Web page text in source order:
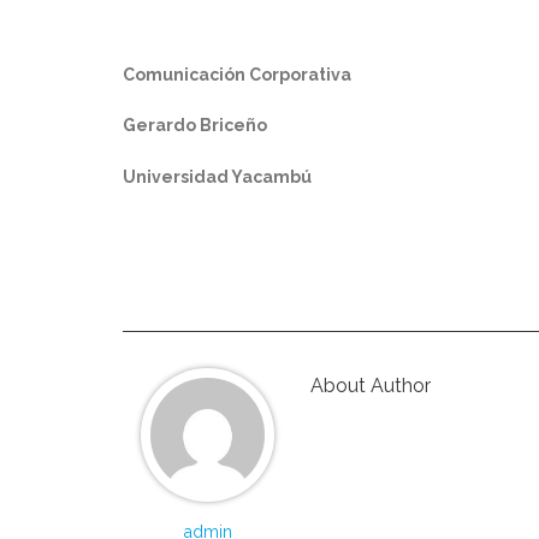
Comunicación Corporativa
Gerardo Briceño
Universidad Yacambú
admin
About Author